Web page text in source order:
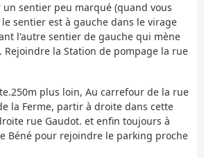
un sentier peu marqué (quand vous
sentier est à gauche dans le virage
l'autre sentier de gauche qui mène
Rejoindre la Station de pompage la rue
plus loin, Au carrefour de la rue
la Ferme, partir à droite dans cette
rue Gaudot. et enfin toujours à
Béné pour rejoindre le parking proche